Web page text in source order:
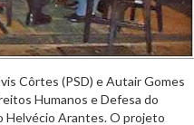
Côrtes (PSD) e Autair Gomes
Humanos e Defesa do
Helvécio Arantes. O projeto